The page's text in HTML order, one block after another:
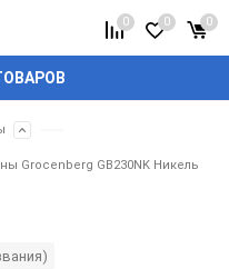
0 0 0
Grocenberg GB230NK Никель